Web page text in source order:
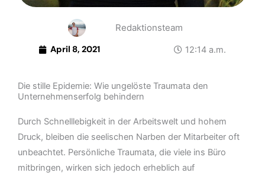
Redaktionsteam
April 8, 2021
12:14 a.m.
Die stille Epidemie: Wie ungelöste Traumata den
Unternehmenserfolg behindern
Durch Schnelllebigkeit in der Arbeitswelt und hohem
Druck, bleiben die seelischen Narben der Mitarbeiter oft
unbeachtet. Persönliche Traumata, die viele ins Büro
mitbringen, wirken sich jedoch erheblich auf